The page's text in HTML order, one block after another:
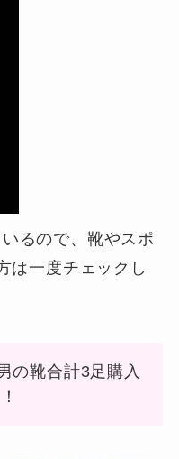
るので、靴やスポ
は一度チェックし
の靴合計3足購入